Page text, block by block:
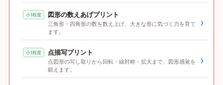
小1程度 図形の数えあげプリント
三角形・四角形の数を数え上げ、大きな形に気づく力を育て
ます。
›
小1程度 点描写プリント
点図形の写し取りから回転・線対称・拡大まで、図形感覚を
鍛えます。
›